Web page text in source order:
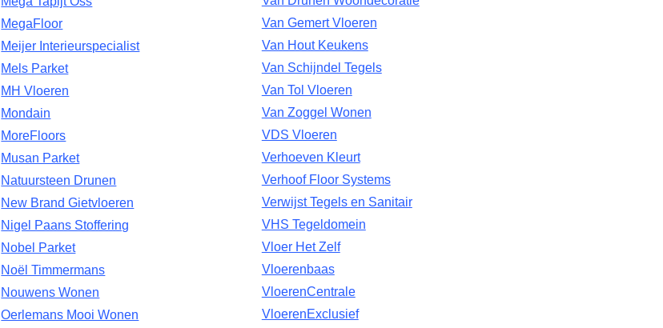
MegaFloor
Meijer Interieurspecialist
Mels Parket
MH Vloeren
Mondain
MoreFloors
Musan Parket
Natuursteen Drunen
New Brand Gietvloeren
Nigel Paans Stoffering
Nobel Parket
Noël Timmermans
Nouwens Wonen
Oerlemans Mooi Wonen
Van Gemert Vloeren
Van Hout Keukens
Van Schijndel Tegels
Van Tol Vloeren
Van Zoggel Wonen
VDS Vloeren
Verhoeven Kleurt
Verhoof Floor Systems
Verwijst Tegels en Sanitair
VHS Tegeldomein
Vloer Het Zelf
Vloerenbaas
VloerenCentrale
VloerenExclusief